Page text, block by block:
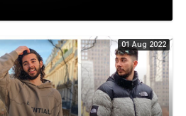
01 Aug 2022